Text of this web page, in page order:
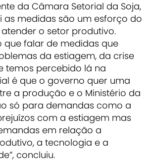
da Câmara Setorial da Soja,
as medidas são um esforço do
o setor produtivo.
que falar de medidas que
da estiagem, da crise
temos percebido lá na
é que o governo quer uma
a produção e o Ministério da
só para demandas como a
com a estiagem mas
em relação a
a tecnologia e a
concluiu.